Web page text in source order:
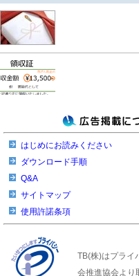
はじめにお読みください
ダウンロード手順
Q&A
サイトマップ
使用許諾条項
TB(株)はプライ
会推進協会より